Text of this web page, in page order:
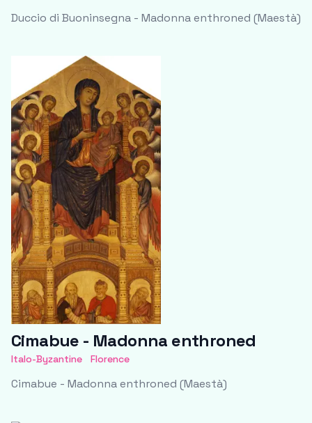
Duccio di Buoninsegna - Madonna enthroned (Maestà)
Cimabue - Madonna enthroned
Italo-Byzantine Florence
Cimabue - Madonna enthroned (Maestà)